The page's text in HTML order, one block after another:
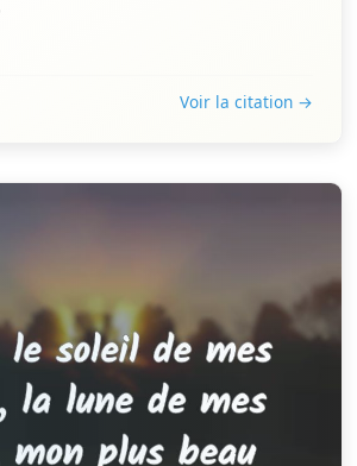
Voir la citation →